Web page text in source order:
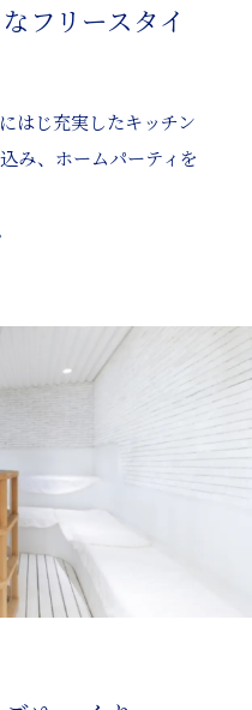
フリースタイ
はじ充実したキッチン
み、ホームパーティを